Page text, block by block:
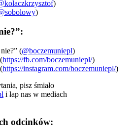
)
)
(@boczemuniepl)
https://fb.com/boczemuniepl/)
https://instagram.com/boczemuniepl/)
pisz śmiało
i łap nas w mediach
odcinków: